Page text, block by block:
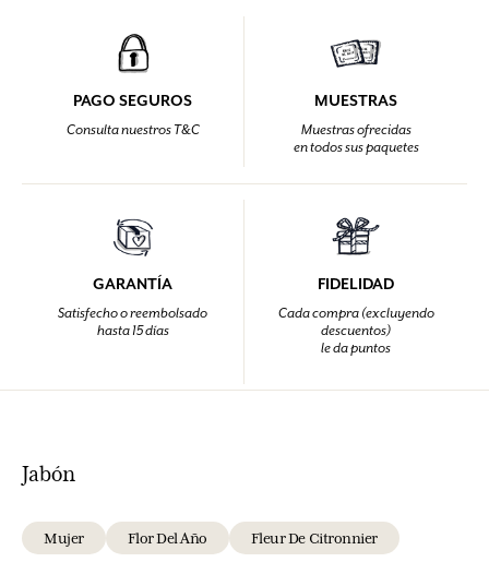
PAGO SEGUROS
Consulta nuestros T&C
MUESTRAS
Muestras ofrecidas
en todos sus paquetes
GARANTÍA
Satisfecho o reembolsado
hasta 15 días
FIDELIDAD
Cada compra (excluyendo
descuentos)
le da puntos
Jabón
Mujer Flor Del Año Fleur De Citronnier